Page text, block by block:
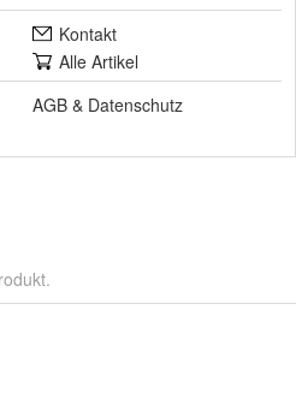
Kontakt
Alle Artikel
AGB & Datenschutz